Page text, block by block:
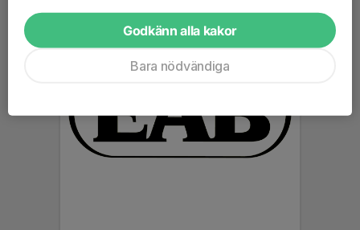
Godkänn alla kakor
Bara nödvändiga